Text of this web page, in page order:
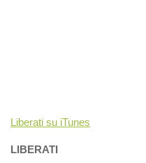
Liberati su iTunes
LIBERATI